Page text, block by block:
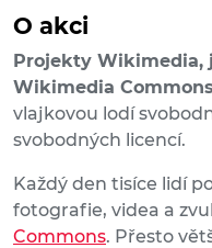
O akci
Projekty Wikimedia,
Wikimedia
vlajkovou lodí
svobodných licencí.
Každý den tisíce lidí
fotografie, videa a
Commons. Přesto